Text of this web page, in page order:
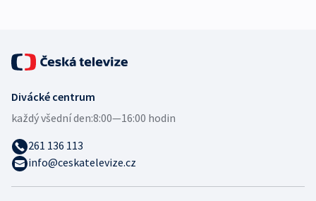
Divácké centrum
každý všední den:8:00—16:00 hodin
261 136 113
info@ceskatelevize.cz